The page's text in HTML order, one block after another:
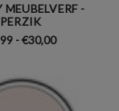
MEUBELVERF -
PERZIK
- €30,00